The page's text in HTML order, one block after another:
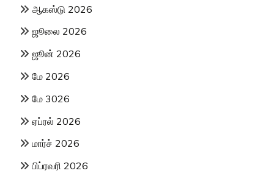
ஆகஸ்டு 2026
ஜூலை 2026
ஜூன் 2026
மே 2026
மே 3026
ஏப்ரல் 2026
மார்ச் 2026
பிப்ரவரி 2026